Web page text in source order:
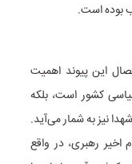
بوده است.
این پیوند اهمیت
کشور است، بلکه
نیز به شمار می‌آید.
اخیر رهبری، در واقع